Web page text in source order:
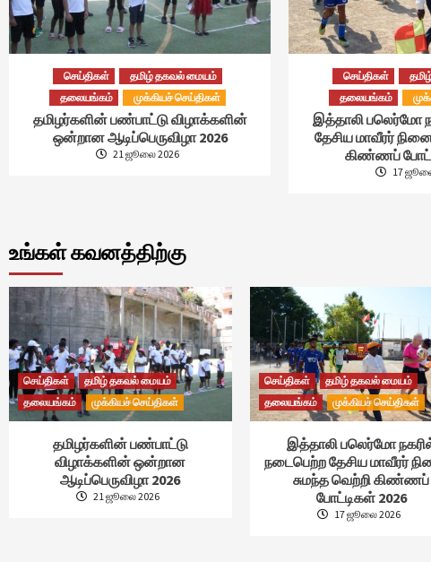
செய்திகள்
தமிழ் தகவல் மையம்
தலையங்கம்
முக்கியச் செய்திகள்
தமிழர்களின் பண்பாட்டு விழாக்களின்
ஒன்றான ஆடிப்பெருவிழா 2026
21 ஜூலை 2026
செய்திகள்
தலையங்கம்
இத்தாலி பலெர்மோ
தேசிய மாவீரர்
கிண்ணப்
17
உங்கள் கவனத்திற்கு
செய்திகள்
தமிழ் தகவல் மையம்
தலையங்கம்
முக்கியச் செய்திகள்
தமிழர்களின் பண்பாட்டு
விழாக்களின் ஒன்றான
ஆடிப்பெருவிழா 2026
21 ஜூலை 2026
செய்திகள்
தமிழ் தகவல் மையம்
தலையங்கம்
முக்கியச் செய்திகள்
இத்தாலி பலெர்மோ
நடைபெற்ற தேசிய மாவீரர்
சுமந்த வெற்றி கிண்ணப்
போட்டிகள் 2026
17 ஜூலை 2026